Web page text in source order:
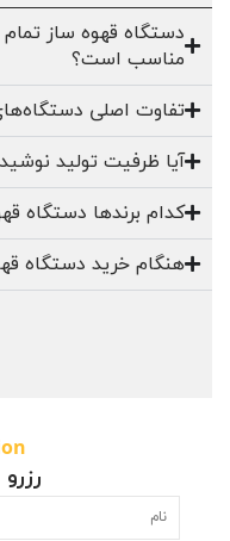
دستگاه قهوه ساز
مناسب است؟
تفاوت اصلی
آیا ظرفیت تولید
کدام برندها دستگاه
هنگام خرید دستگاه